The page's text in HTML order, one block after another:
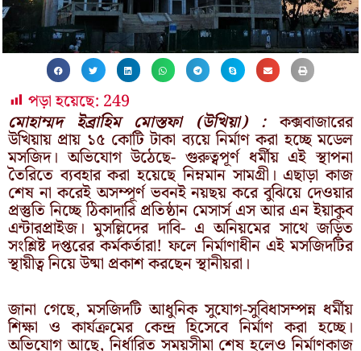
পড়া হয়েছে: 249
মোহাম্মদ ইব্রাহিম মোস্তফা (উখিয়া) :কক্সবাজারের
উখিয়ায় প্রায় ১৫ কোটি টাকা ব্যয়ে নির্মাণ করা হচ্ছে মডেল
মসজিদ। অভিযোগ উঠেছে- গুরুত্বপূর্ণ ধর্মীয় এই স্থাপনা
তৈরিতে ব্যবহার করা হয়েছে নিম্নমান সামগ্রী। এছাড়া কাজ
শেষ না করেই অসম্পূর্ণ ভবনই নয়ছয় করে বুঝিয়ে দেওয়ার
প্রস্তুতি নিচ্ছে ঠিকাদারি প্রতিষ্ঠান মেসার্স এস আর এন ইয়াকুব
এন্টারপ্রাইজ। মুসল্লিদের দাবি- এ অনিয়মের সাথে জড়িত
সংশ্লিষ্ট দপ্তরের কর্মকর্তারা! ফলে নির্মাণাধীন এই মসজিদটির
স্থায়ীত্ব নিয়ে উষ্মা প্রকাশ করছেন স্থানীয়রা।
জানা গেছে, মসজিদটি আধুনিক সুযোগ-সুবিধাসম্পন্ন ধর্মীয়
শিক্ষা ও কার্যক্রমের কেন্দ্র হিসেবে নির্মাণ করা হচ্ছে।
অভিযোগ আছে, নির্ধারিত সময়সীমা শেষ হলেও নির্মাণকাজ